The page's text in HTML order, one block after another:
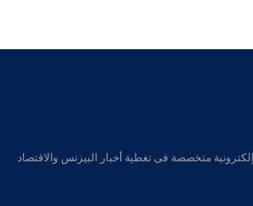
متخصصة فى تغطية أخبار البيزنس والاقتصاد